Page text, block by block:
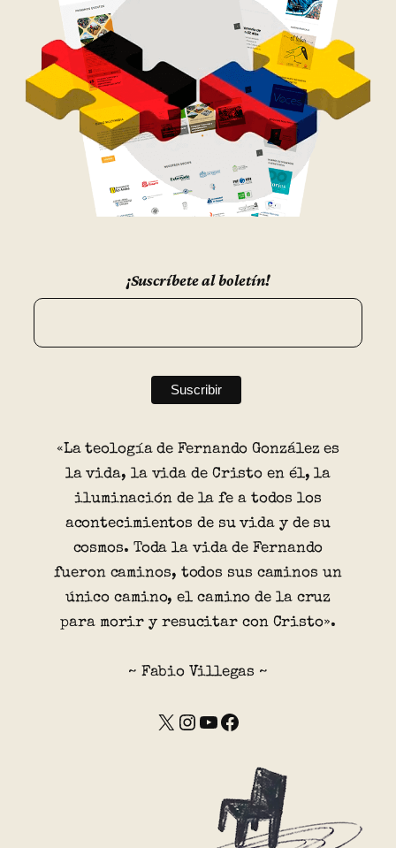
¡Suscríbete al boletín!
«La teología de Fernando González es
la vida, la vida de Cristo en él, la
iluminación de la fe a todos los
acontecimientos de su vida y de su
cosmos. Toda la vida de Fernando
fueron caminos, todos sus caminos un
único camino, el camino de la cruz
para morir y resucitar con Cristo».
~ Fabio Villegas ~
X Instagram YouTube Facebook